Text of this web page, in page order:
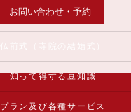
お問い合わせ・予約
知って得する豆知識
プラン及び各種サービス